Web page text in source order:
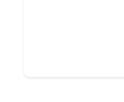
إلى ذلك ،